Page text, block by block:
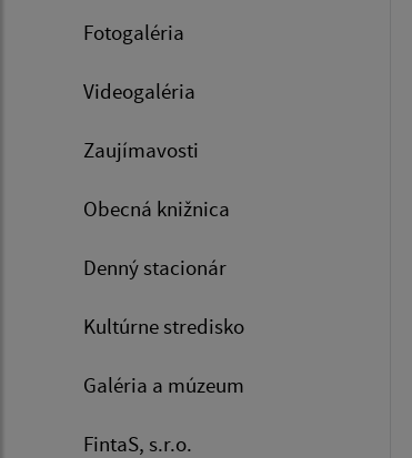
Fotogaléria
Videogaléria
Zaujímavosti
Obecná knižnica
Denný stacionár
Kultúrne stredisko
Galéria a múzeum
FintaS, s.r.o.